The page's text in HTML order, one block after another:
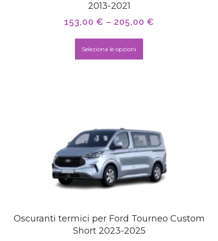
2013-2021
153,00 € – 205,00 €
Seleziona le opzioni
Oscuranti termici per Ford Tourneo Custom
Short 2023-2025